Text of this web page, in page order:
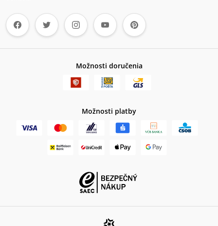
Možnosti doručenia
Možnosti platby